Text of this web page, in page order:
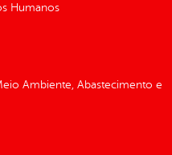
Humanos
Ambiente, Abastecimento e